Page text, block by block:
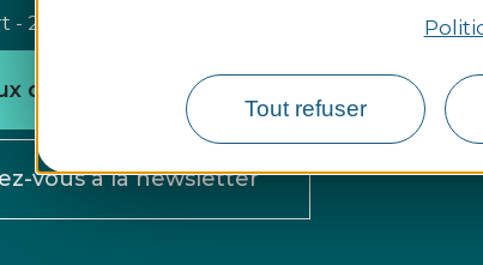
Tout refuser
22110 Rostrenen - Tél. 02 96 29 02 72 - Mail :
d'accueil Nous contacter
vous à la newsletter